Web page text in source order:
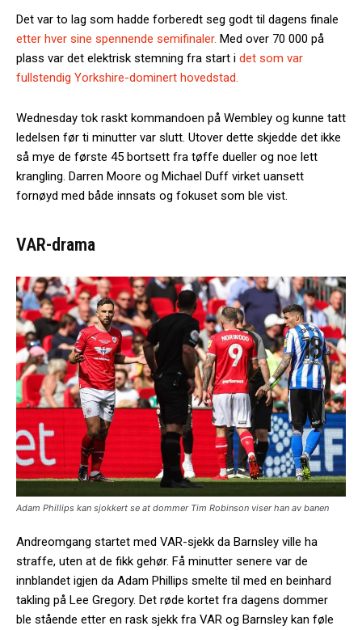
Det var to lag som hadde forberedt seg godt til dagens finale
etter hver sine spennende semifinaler. Med over 70 000 på
plass var det elektrisk stemning fra start i det som var
fullstendig Yorkshire-dominert hovedstad.
Wednesday tok raskt kommandoen på Wembley og kunne tatt
ledelsen før ti minutter var slutt. Utover dette skjedde det ikke
så mye de første 45 bortsett fra tøffe dueller og noe lett
krangling. Darren Moore og Michael Duff virket uansett
fornøyd med både innsats og fokuset som ble vist.
VAR-drama
Adam Phillips kan sjokkert se at dommer Tim Robinson viser han av banen
Andreomgang startet med VAR-sjekk da Barnsley ville ha
straffe, uten at de fikk gehør. Få minutter senere var de
innblandet igjen da Adam Phillips smelte til med en beinhard
takling på Lee Gregory. Det røde kortet fra dagens dommer
ble stående etter en rask sjekk fra VAR og Barnsley kan føle